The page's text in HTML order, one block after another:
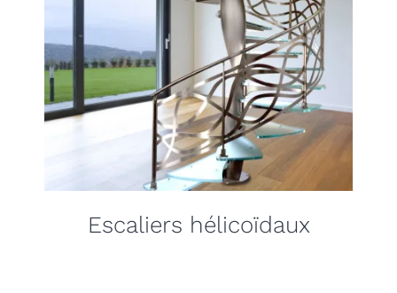
Escaliers hélicoïdaux